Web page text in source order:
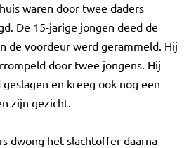
waren door twee daders
De 15-jarige jongen deed de
de voordeur werd gerammeld. Hij
door twee jongens. Hij
en kreeg ook nog een
zijn gezicht.
dwong het slachtoffer daarna